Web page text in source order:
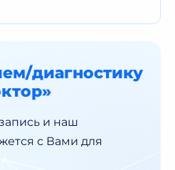
диагностику
и наш
с Вами для